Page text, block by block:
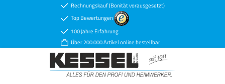
Zum Hauptinhalt springenRechnungskauf (Bonität vorausgesetzt)
Top Bewertungen
100 Jahre Erfahrung
Über 200.000 Artikel online bestellbar